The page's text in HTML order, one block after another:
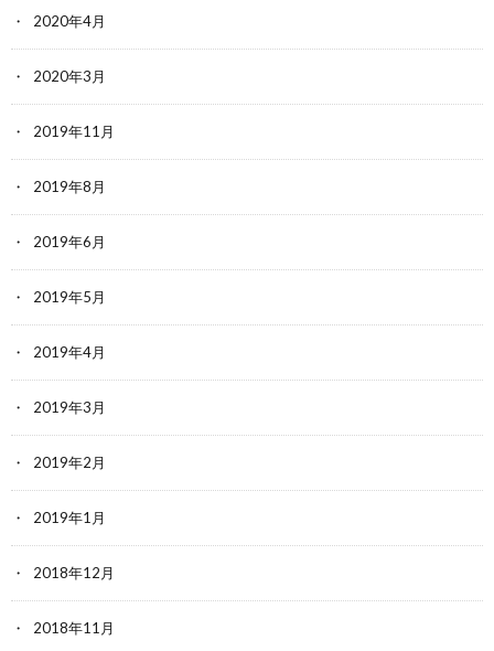
2020年4月
2020年3月
2019年11月
2019年8月
2019年6月
2019年5月
2019年4月
2019年3月
2019年2月
2019年1月
2018年12月
2018年11月